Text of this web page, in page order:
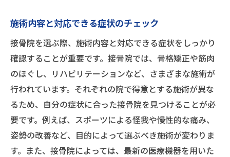
小山駅近くの接骨院の特徴と選び方の基本
治療方針と施術方法の違い
料金体系と保険適用の確認
治療機器や設備の紹介
スタッフの対応とサービスの質
リハビリやアフターケアの充実度
短期間での効果と通院の頻度
小山駅近くで人気の接骨院を選ぶためのガイド
施術内容と対応できる症状のチェック
接骨院を選ぶ際、施術内容と対応できる症状をしっかり
確認することが重要です。接骨院では、骨格矯正や筋肉
のほぐし、リハビリテーションなど、さまざまな施術が
行われています。それぞれの院で得意とする施術が異な
るため、自分の症状に合った接骨院を見つけることが必
要です。例えば、スポーツによる怪我や慢性的な痛み、
姿勢の改善など、目的によって選ぶべき施術が変わりま
す。また、接骨院によっては、最新の医療機器を用いた